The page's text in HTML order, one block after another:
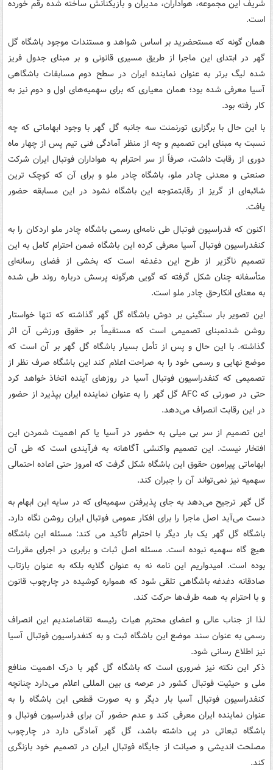
شریف این مجموعه، هواداران، مدیران و بازیکنانش ساخته شده رقم خورده
است.
همان گونه که مستحضرید بر اساس شواهد و مستندات موجود باشگاه گل
گهر در ابتدای این ماجرا از طریق مسیری قانونی و بر مبنای جدول فریز
شده لیگ برتر به عنوان نماینده ایران در سطح دوم مسابقات باشگاهی
آسیا معرفی شده بود؛ همان معیاری که برای سهمیه‌های اول و دوم نیز به
کار رفته بود.
با این حال با برگزاری تورنمنت سه جانبه گل گهر با وجود ابهاماتی که چه
نسبت به مبنای این تصمیم و چه از منظر آمادگی فنی تیم پس از چهار ماه
دوری از رقابت داشت، صرفاً از سر احترام به هواداران فوتبال ایران شرکت
صنعتی و معدنی چادر ملو، باشگاه چادر ملو و برای آن که کوچک ترین
شائبه‌ای از گریز از رقابتمتوجه این باشگاه نشود در این مسابقه حضور
یافت.
اکنون که فدراسیون فوتبال طی نامه‌ای رسمی باشگاه چادر ملو اردکان را به
کنفدراسیون فوتبال آسیا معرفی کرده این باشگاه ضمن احترام کامل به این
تصمیم ناگزیر از طرح این دغدغه است که بخشی از فضای رسانه‌ای
متأسفانه چنان شکل گرفته که گویی هرگونه پرسش درباره روند طی شده
به معنای انکارحق چادر ملو است.
این تصویر بار سنگینی بر دوش باشگاه گل گهر گذاشته که تنها خواستار
روشن شدنمبنای تصمیمی است که مستقیماً بر حقوق ورزشی آن اثر
گذاشته. با این حال و پس از تأمل بسیار باشگاه گل گهر بر آن است که
موضع نهایی و رسمی خود را به صراحت اعلام کند این باشگاه صرف نظر از
تصمیمی که کنفدراسیون فوتبال آسیا در روزهای آینده اتخاذ خواهد کرد
حتی در صورتی که AFC گل گهر را به عنوان نماینده ایران بپذیرد از حضور
در این رقابت انصراف می‌دهد.
این تصمیم از سر بی میلی به حضور در آسیا یا کم اهمیت شمردن این
افتخار نیست. این تصمیم واکنشی آگاهانه به فرآیندی است که طی آن
ابهاماتی پیرامون حقوق این باشگاه شکل گرفت که امروز حتی اعاده احتمالی
سهمیه نیز نمی‌تواند آن را جبران کند.
گل گهر ترجیح می‌دهد به جای پذیرفتن سهمیه‌ای که در سایه این ابهام به
دست می‌آید اصل ماجرا را برای افکار عمومی فوتبال ایران روشن نگاه دارد.
باشگاه گل گهر یک بار دیگر با احترام تأکید می کند: مسئله این باشگاه
هیچ گاه سهمیه نبوده است. مسئله اصل ثبات و برابری در اجرای مقررات
بوده است. امیدواریم این نامه نه به عنوان گلایه بلکه به عنوان بازتاب
صادقانه دغدغه باشگاهی تلقی شود که همواره کوشیده در چارچوب قانون
و با احترام به همه طرف‌ها حرکت کند.
لذا از جناب عالی و اعضای محترم هیات رئیسه تقاضامندیم این انصراف
رسمی به عنوان سند موضع این باشگاه ثبت و به کنفدراسیون فوتبال آسیا
نیز اطلاع رسانی شود.
ذکر این نکته نیز ضروری است که باشگاه گل گهر با درک اهمیت منافع
ملی و حیثیت فوتبال کشور در عرصه ی بین المللی اعلام می‌دارد چنانچه
کنفدراسیون فوتبال آسیا بار دیگر و به صورت قطعی این باشگاه را به
عنوان نماینده ایران معرفی کند و عدم حضور آن برای فدراسیون فوتبال و
باشگاه تبعاتی در پی داشته باشد، گل گهر آمادگی دارد در چارچوب
مصلحت اندیشی و صیانت از جایگاه فوتبال ایران در تصمیم خود بازنگری
کند.